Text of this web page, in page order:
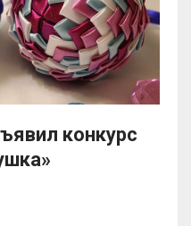
конкурс